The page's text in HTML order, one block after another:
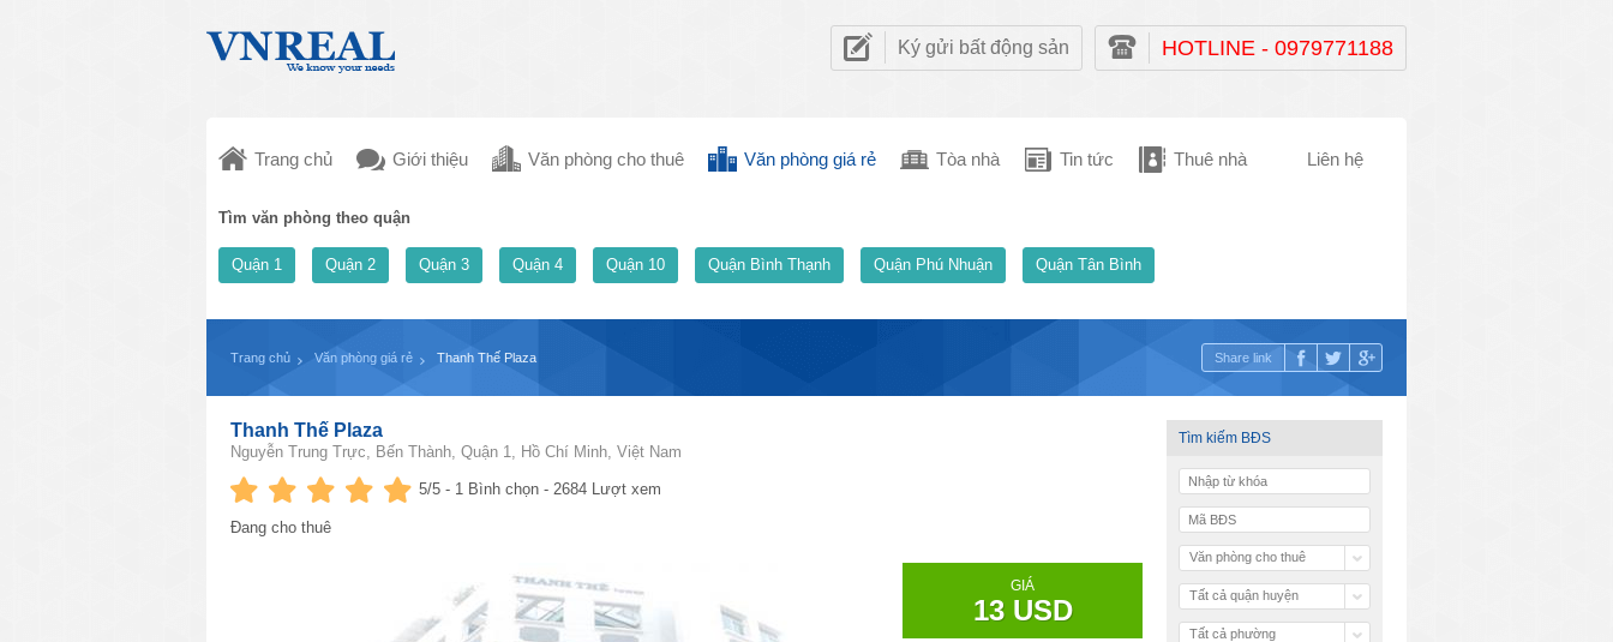
Ký gửi bất động sản HOTLINE - 0979771188
Trang chủ Giới thiệu Văn phòng cho thuê Văn phòng giá rẻ Tòa nhà Tin tức Thuê nhà Liên hệ
Tìm văn phòng theo quận
Quận 1 Quận 2 Quận 3 Quận 4 Quận 10 Quận Bình Thạnh Quận Phú Nhuận Quận Tân Bình
Trang chủ Văn phòng giá rẻ Thanh Thế Plaza Share link
Thanh Thế Plaza
Nguyễn Trung Trực, Bến Thành, Quận 1, Hồ Chí Minh, Việt Nam
5/5 - 1 Bình chọn - 2684 Lượt xem
Đang cho thuê
GIÁ
13 USD
Tìm kiếm BĐS
Văn phòng cho thuê
Tất cả quận huyện
Tất cả phường